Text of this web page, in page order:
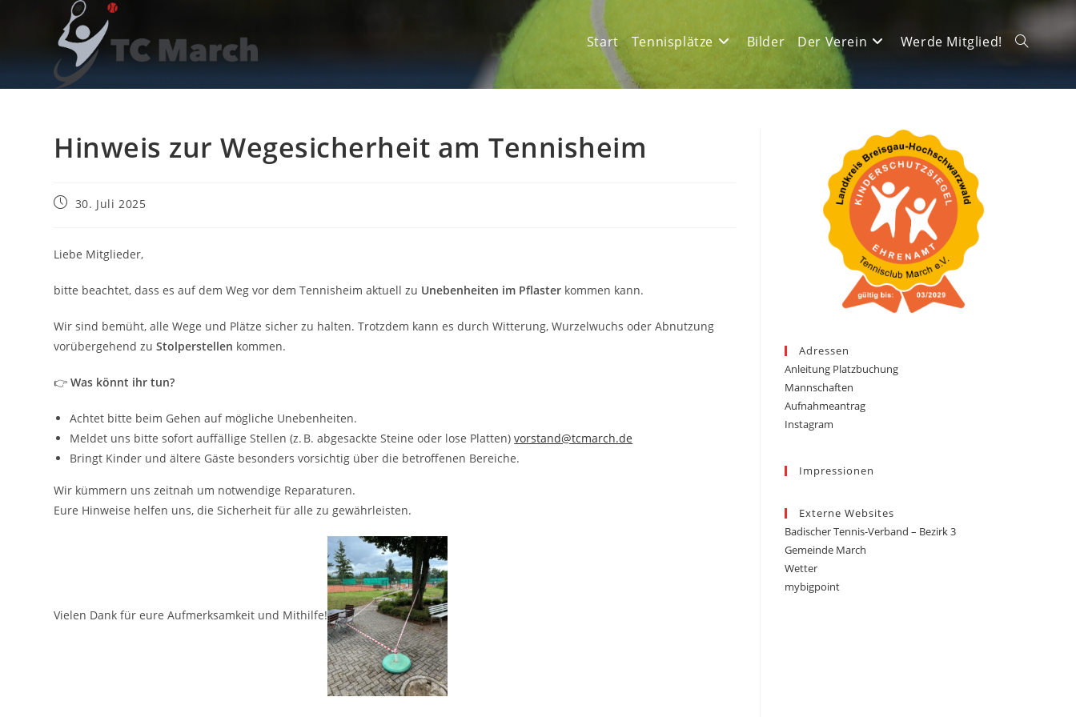
Start Tennisplätze Bilder Der Verein Werde Mitglied! Website-
Hinweis zur Wegesicherheit am Tennisheim
Beitrag30. Juli 2025
Liebe Mitglieder,
bitte beachtet, dass es auf dem Weg vor dem Tennisheim aktuell zu Unebenheiten im Pflaster kommen kann.
Wir sind bemüht, alle Wege und Plätze sicher zu halten. Trotzdem kann es durch Witterung, Wurzelwuchs oder Abnutzung
vorübergehend zuStolperstellen kommen.
👉Was könnt ihr tun?
Achtet bitte beim Gehen auf mögliche Unebenheiten.
Meldet uns bitte sofort auffällige Stellen (z. B. abgesackte Steine oder lose Platten)vorstand@tcmarch.de
Bringt Kinder und ältere Gäste besonders vorsichtig über die betroffenen Bereiche.
Wir kümmern uns zeitnah um notwendige Reparaturen.
Eure Hinweise helfen uns, die Sicherheit für alle zu gewährleisten.
Vielen Dank für eure Aufmerksamkeit und Mithilfe!
Adressen
Anleitung Platzbuchung
Mannschaften
Aufnahmeantrag
Instagram
Impressionen
Externe Websites
Badischer Tennis-Verband – Bezirk 3
Gemeinde March
Wetter
mybigpoint